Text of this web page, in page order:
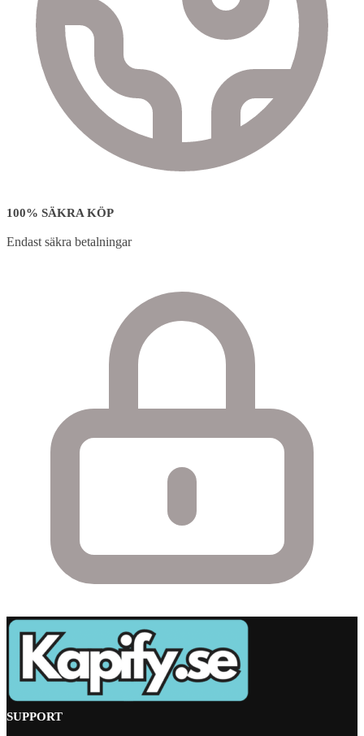
100% SÄKRA KÖP
Endast säkra betalningar
SUPPORT